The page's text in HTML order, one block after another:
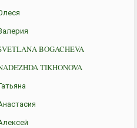
BOGACHEVA
TIKHONOVA